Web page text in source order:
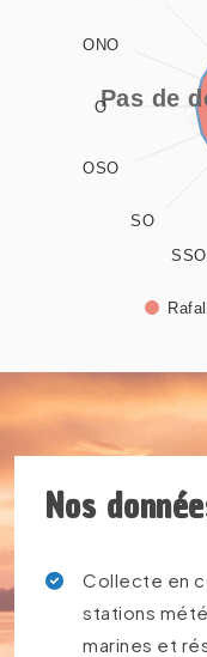
The chart has 1 X
The chart has 1 Y
Pas de
SSO
SO
OSO
O
ONO
Nos
Collecte en
stations
marines et